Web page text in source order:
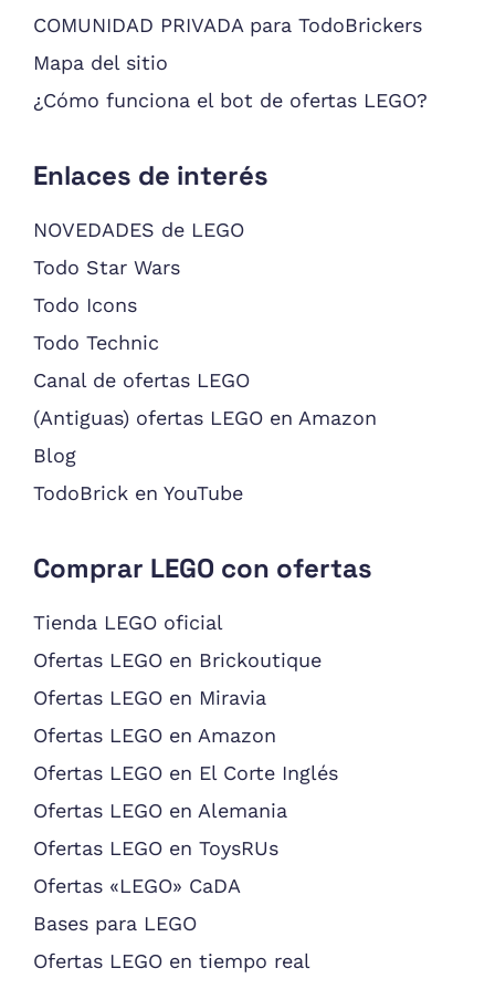
COMUNIDAD PRIVADA para TodoBrickers
Mapa del sitio
¿Cómo funciona el bot de ofertas LEGO?
Enlaces de interés
NOVEDADES de LEGO
Todo Star Wars
Todo Icons
Todo Technic
Canal de ofertas LEGO
(Antiguas) ofertas LEGO en Amazon
Blog
TodoBrick en YouTube
Comprar LEGO con ofertas
Tienda LEGO oficial
Ofertas LEGO en Brickoutique
Ofertas LEGO en Miravia
Ofertas LEGO en Amazon
Ofertas LEGO en El Corte Inglés
Ofertas LEGO en Alemania
Ofertas LEGO en ToysRUs
Ofertas «LEGO» CaDA
Bases para LEGO
Ofertas LEGO en tiempo real